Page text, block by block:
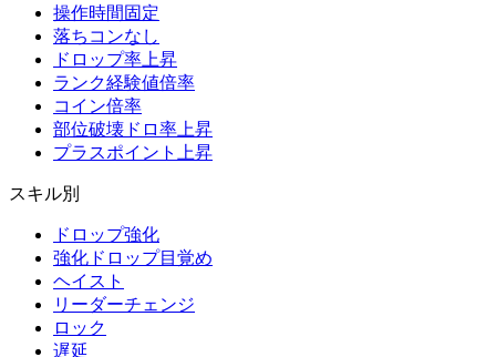
操作時間固定
落ちコンなし
ドロップ率上昇
ランク経験値倍率
コイン倍率
部位破壊ドロ率上昇
プラスポイント上昇
スキル別
ドロップ強化
強化ドロップ目覚め
ヘイスト
リーダーチェンジ
ロック
遅延